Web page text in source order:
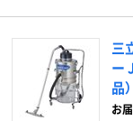
三
ー
品）
お